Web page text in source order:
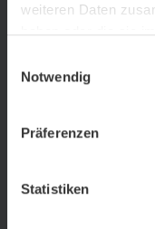
weiteren Daten
haben oder die sie
Notwendig
Präferenzen
Statistiken
Bei An- und Abreise